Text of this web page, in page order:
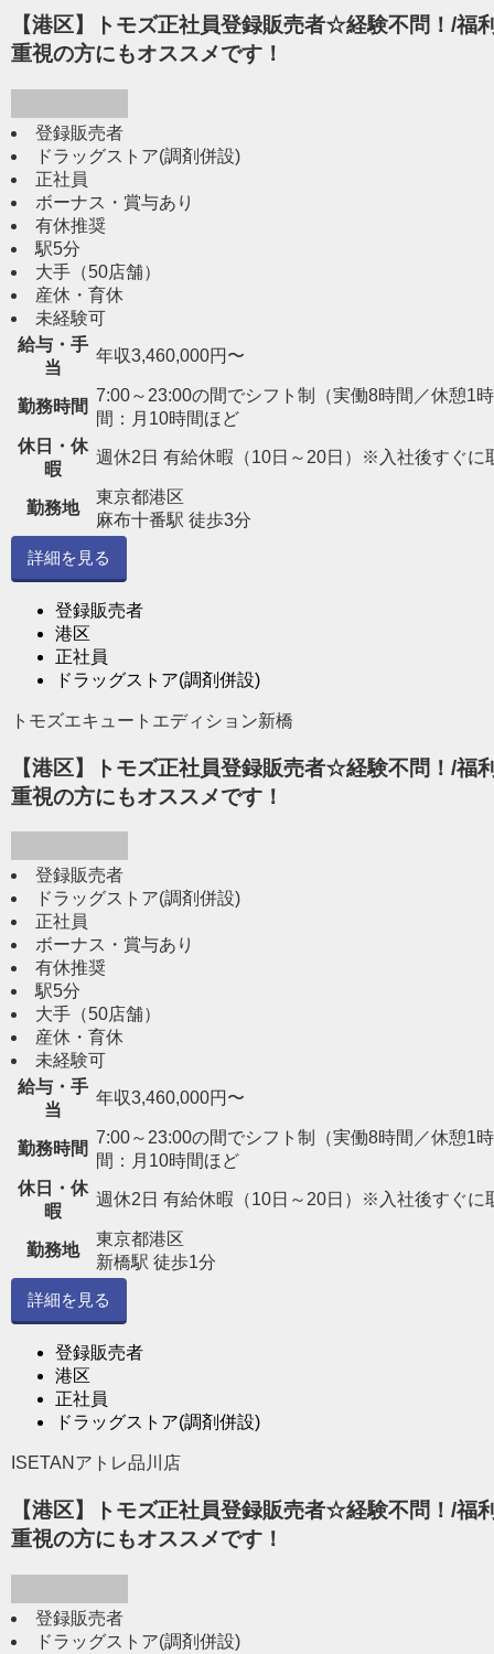
【港区】トモズ正社員登録販売者☆経験不問！/
重視の方にもオススメです！
登録販売者
ドラッグストア(調剤併設)
正社員
ボーナス・賞与あり
有休推奨
駅5分
大手（50店舗）
産休・育休
未経験可
給与・手
当
年収3,460,000円〜
勤務時間
7:00～23:00の間でシフト制（実働8時間／休憩
間：月10時間ほど
休日・休
暇
週休2日 有給休暇（10日～20日）※入社後すぐに
勤務地
東京都港区
麻布十番駅 徒歩3分
詳細を見る
登録販売者
港区
正社員
ドラッグストア(調剤併設)
トモズエキュートエディション新橋
【港区】トモズ正社員登録販売者☆経験不問！/
重視の方にもオススメです！
登録販売者
ドラッグストア(調剤併設)
正社員
ボーナス・賞与あり
有休推奨
駅5分
大手（50店舗）
産休・育休
未経験可
給与・手
当
年収3,460,000円〜
勤務時間
7:00～23:00の間でシフト制（実働8時間／休憩
間：月10時間ほど
休日・休
暇
週休2日 有給休暇（10日～20日）※入社後すぐに
勤務地
東京都港区
新橋駅 徒歩1分
詳細を見る
登録販売者
港区
正社員
ドラッグストア(調剤併設)
ISETANアトレ品川店
【港区】トモズ正社員登録販売者☆経験不問！/
重視の方にもオススメです！
登録販売者
ドラッグストア(調剤併設)